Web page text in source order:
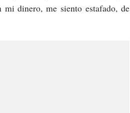
mi dinero, me siento estafado, de